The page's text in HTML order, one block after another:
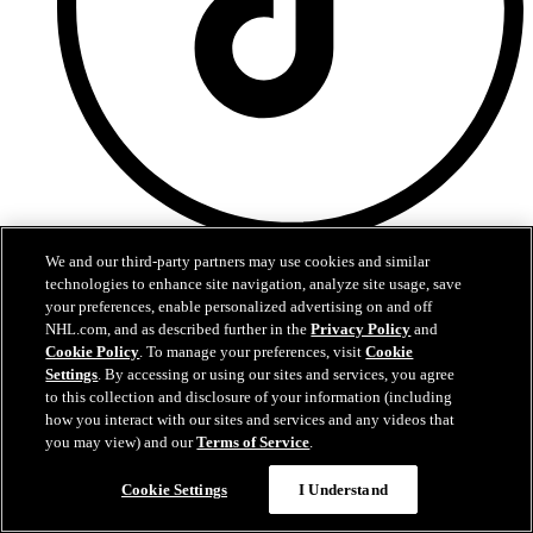
TikTok
Podmínky poskytování služeb
Zásady Ochrany Osobních Údajů
Zásady Používání Souborů Cookie
Nastavení cookies
We and our third-party partners may use cookies and similar
technologies to enhance site navigation, analyze site usage, save
your preferences, enable personalized advertising on and off
NHL.com, and as described further in thePrivacy Policy and
Cookie Policy. To manage your preferences, visitCookie
Settings. By accessing or using our sites and services, you agree
to this collection and disclosure of your information (including
how you interact with our sites and services and any videos that
you may view) and ourTerms of Service.
Cookie Settings I Understand